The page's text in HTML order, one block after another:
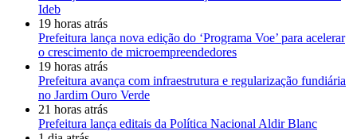
Ideb
19 horas atrás
Prefeitura lança nova edição do ‘Programa Voe’ para acelerar
o crescimento de microempreendedores
19 horas atrás
Prefeitura avança com infraestrutura e regularização fundiária
no Jardim Ouro Verde
21 horas atrás
Prefeitura lança editais da Política Nacional Aldir Blanc